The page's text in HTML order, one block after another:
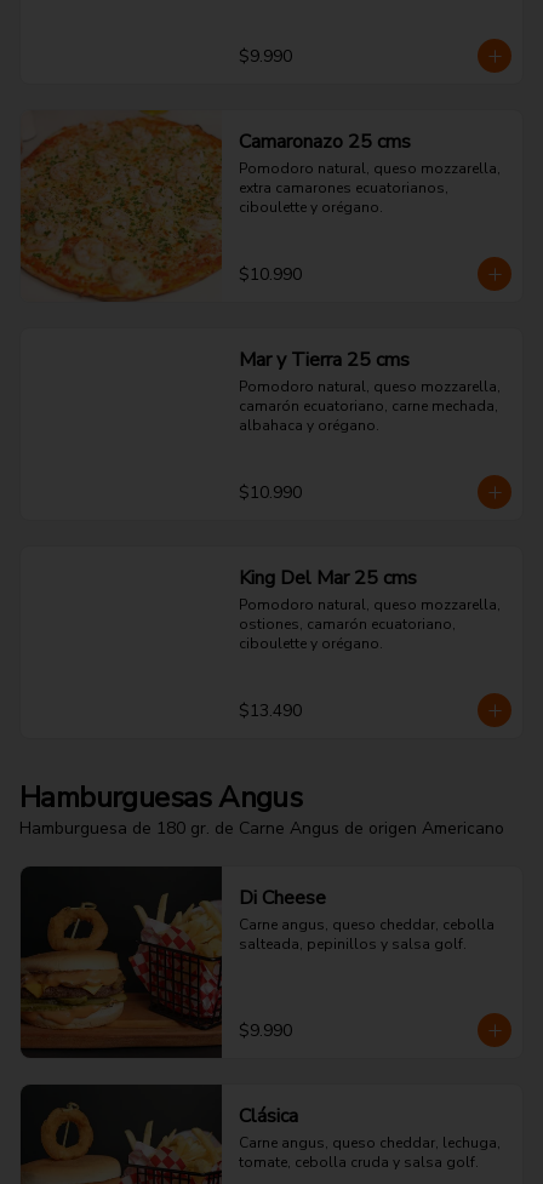
$9.990
Camaronazo 25 cms
Pomodoro natural, queso mozzarella,
extra camarones ecuatorianos,
ciboulette y orégano.
$10.990
Mar y Tierra 25 cms
Pomodoro natural, queso mozzarella,
camarón ecuatoriano, carne mechada,
albahaca y orégano.
$10.990
King Del Mar 25 cms
Pomodoro natural, queso mozzarella,
ostiones, camarón ecuatoriano,
ciboulette y orégano.
$13.490
Hamburguesas Angus
Hamburguesa de 180 gr. de Carne Angus de origen Americano
Di Cheese
Carne angus, queso cheddar, cebolla
salteada, pepinillos y salsa golf.
$9.990
Clásica
Carne angus, queso cheddar, lechuga,
tomate, cebolla cruda y salsa golf.